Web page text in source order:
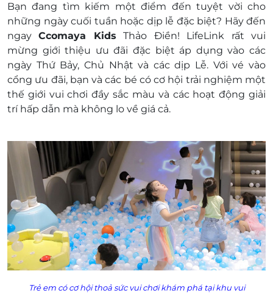
Coupon
E-Voucher/E-Coupon không có giá trị quy đổi
thành tiền mặt, không trả lại tiền thừa
Không áp dụng đồng thời với chương trình
khuyến mại khác.
Bạn đang tìm kiếm một điểm đến tuyệt vời cho
những ngày cuối tuần hoặc dịp lễ đặc biệt? Hãy đến
ngayCcomaya Kids Thảo Điền! LifeLink rất vui
mừng giới thiệu ưu đãi đặc biệt áp dụng vào các
ngày Thứ Bảy, Chủ Nhật và các dịp Lễ. Với vé vào
cổng ưu đãi, bạn và các bé có cơ hội trải nghiệm một
thế giới vui chơi đầy sắc màu và các hoạt động giải
trí hấp dẫn mà không lo về giá cả.
Trẻ em có cơ hội thoả sức vui chơi khám phá tại khu vui